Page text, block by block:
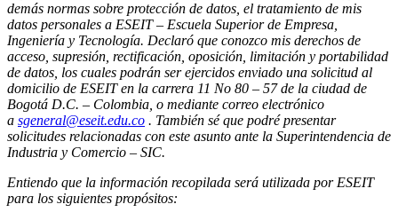
demás normas sobre protección de datos, el tratamiento de mis
datos personales a ESEIT – Escuela Superior de Empresa,
Ingeniería y Tecnología. Declaró que conozco mis derechos de
acceso, supresión, rectificación, oposición, limitación y portabilidad
de datos, los cuales podrán ser ejercidos enviado una solicitud al
domicilio de ESEIT en la carrera 11 No 80 – 57 de la ciudad de
Bogotá D.C. – Colombia, o mediante correo electrónico
a sgeneral@eseit.edu.co . También sé que podré presentar
solicitudes relacionadas con este asunto ante la Superintendencia de
Industria y Comercio – SIC.
Entiendo que la información recopilada será utilizada por ESEIT
para los siguientes propósitos: